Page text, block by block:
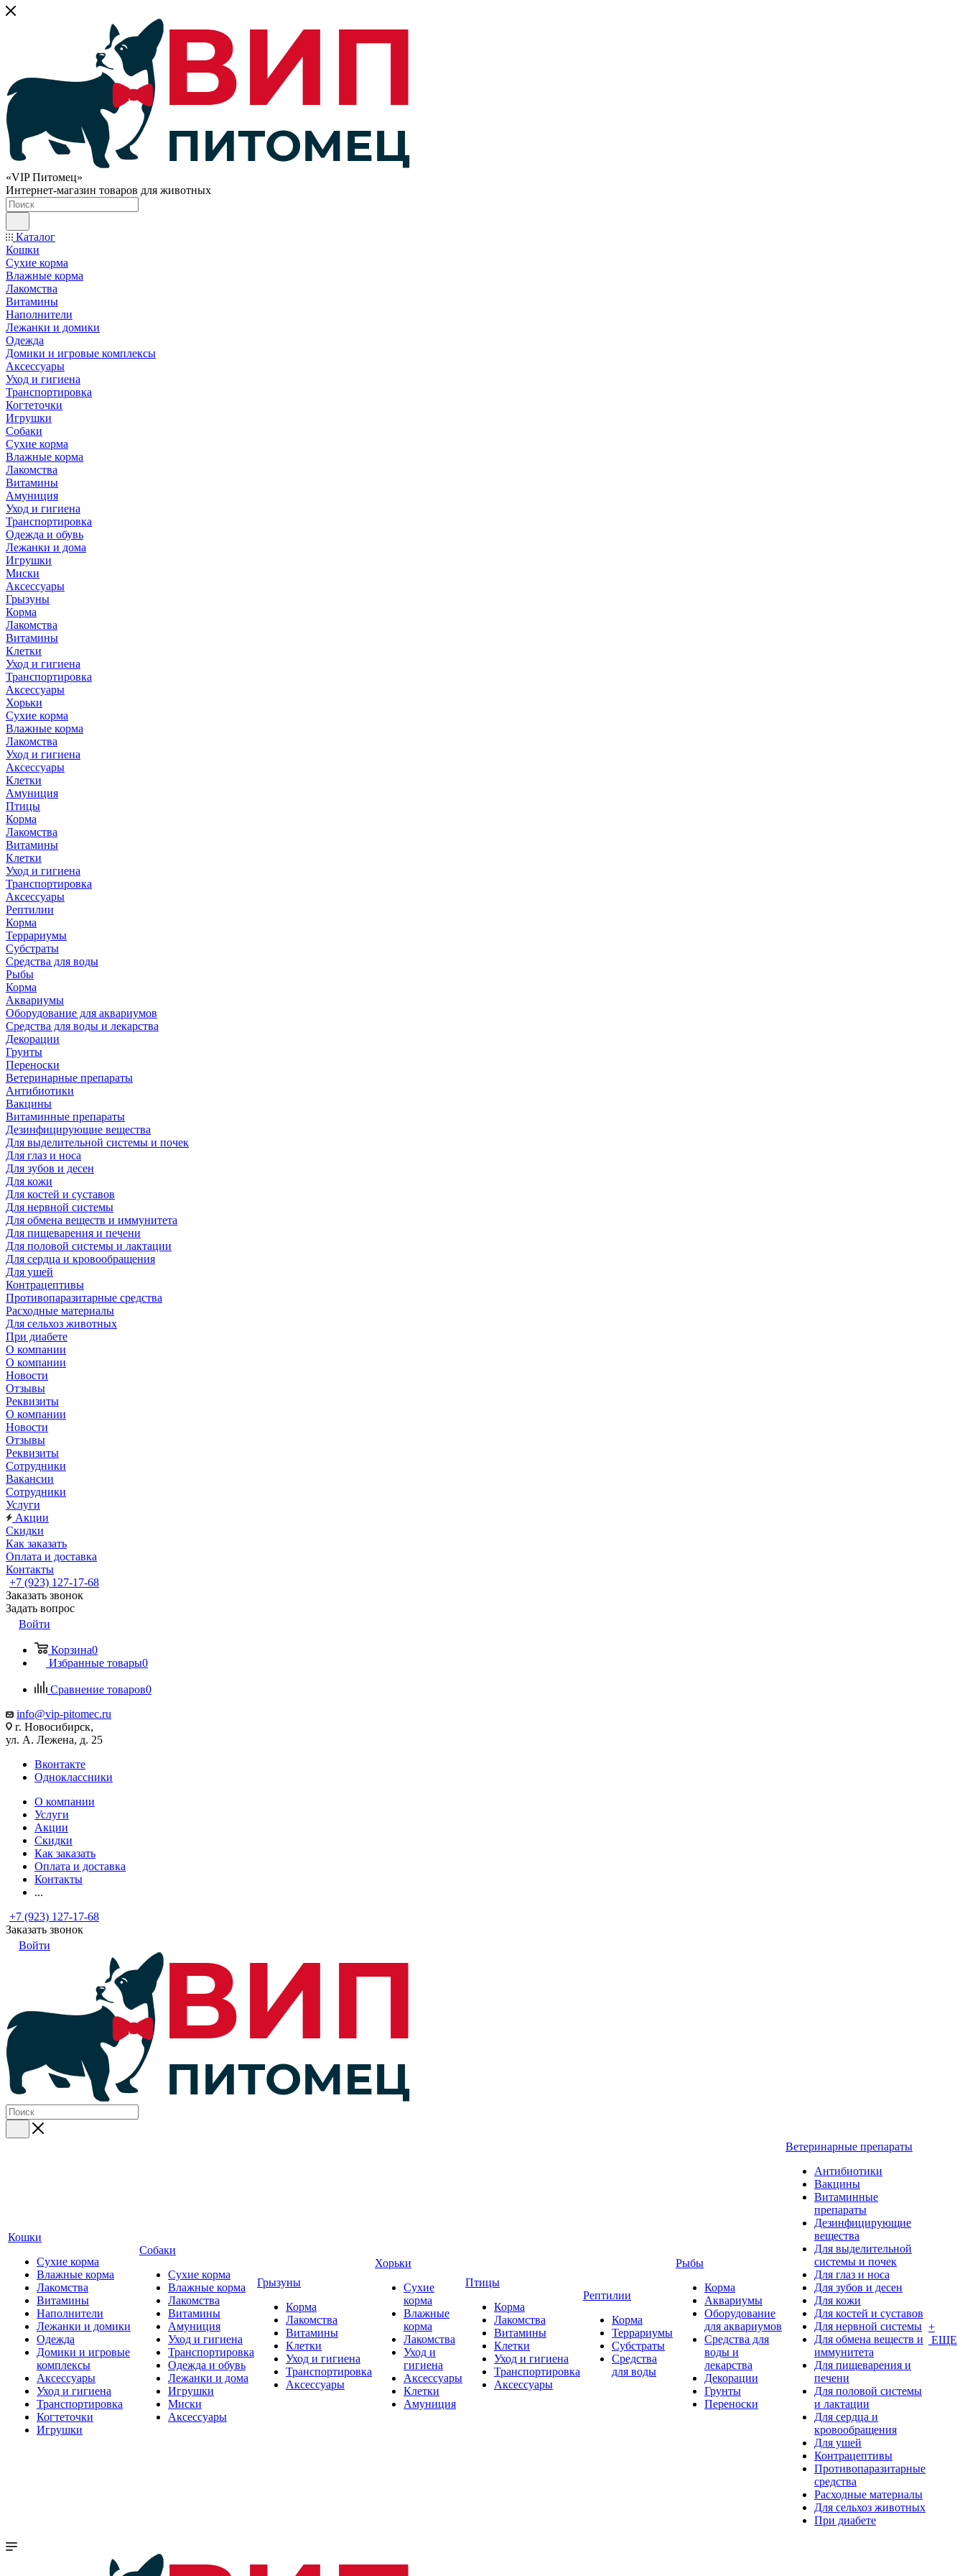
«VIP Питомец»
Интернет-магазин товаров для животных
Каталог
Кошки
Сухие корма
Влажные корма
Лакомства
Витамины
Наполнители
Лежанки и домики
Одежда
Домики и игровые комплексы
Аксессуары
Уход и гигиена
Транспортировка
Когтеточки
Игрушки
Собаки
Сухие корма
Влажные корма
Лакомства
Витамины
Амуниция
Уход и гигиена
Транспортировка
Одежда и обувь
Лежанки и дома
Игрушки
Миски
Аксессуары
Грызуны
Корма
Лакомства
Витамины
Клетки
Уход и гигиена
Транспортировка
Аксессуары
Хорьки
Сухие корма
Влажные корма
Лакомства
Уход и гигиена
Аксессуары
Клетки
Амуниция
Птицы
Корма
Лакомства
Витамины
Клетки
Уход и гигиена
Транспортировка
Аксессуары
Рептилии
Корма
Террариумы
Субстраты
Средства для воды
Рыбы
Корма
Аквариумы
Оборудование для аквариумов
Средства для воды и лекарства
Декорации
Грунты
Переноски
Ветеринарные препараты
Антибиотики
Вакцины
Витаминные препараты
Дезинфицирующие вещества
Для выделительной системы и почек
Для глаз и носа
Для зубов и десен
Для кожи
Для костей и суставов
Для нервной системы
Для обмена веществ и иммунитета
Для пищеварения и печени
Для половой системы и лактации
Для сердца и кровообращения
Для ушей
Контрацептивы
Противопаразитарные средства
Расходные материалы
Для сельхоз животных
При диабете
О компании
О компании
Новости
Отзывы
Реквизиты
О компании
Новости
Отзывы
Реквизиты
Сотрудники
Вакансии
Сотрудники
Услуги
Акции
Скидки
Как заказать
Оплата и доставка
Контакты
+7 (923) 127-17-68
Заказать звонок
Задать вопрос
Войти
Корзина0
Избранные товары0
Сравнение товаров0
info@vip-pitomec.ru
г. Новосибирск,
ул. А. Лежена, д. 25
Вконтакте
Одноклассники
О компании
Услуги
Акции
Скидки
Как заказать
Оплата и доставка
Контакты
...
+7 (923) 127-17-68
Заказать звонок
Войти
Кошки
Сухие корма
Влажные корма
Лакомства
Витамины
Наполнители
Лежанки и домики
Одежда
Домики и игровые
комплексы
Аксессуары
Уход и гигиена
Транспортировка
Когтеточки
Игрушки
Собаки
Сухие корма
Влажные корма
Лакомства
Витамины
Амуниция
Уход и гигиена
Транспортировка
Одежда и обувь
Лежанки и дома
Игрушки
Миски
Аксессуары
Грызуны
Корма
Лакомства
Витамины
Клетки
Уход и гигиена
Транспортировка
Аксессуары
Хорьки
Сухие
корма
Влажные
корма
Лакомства
Уход и
гигиена
Аксессуары
Клетки
Амуниция
Птицы
Корма
Лакомства
Витамины
Клетки
Уход и гигиена
Транспортировка
Аксессуары
Рептилии
Корма
Террариумы
Субстраты
Средства
для воды
Рыбы
Корма
Аквариумы
Оборудование
для аквариумов
Средства для
воды и
лекарства
Декорации
Грунты
Переноски
Ветеринарные препараты
Антибиотики
Вакцины
Витаминные
препараты
Дезинфицирующие
вещества
Для выделительной
системы и почек
Для глаз и носа
Для зубов и десен
Для кожи
Для костей и суставов
Для нервной системы
Для обмена веществ и
иммунитета
Для пищеварения и
печени
Для половой системы
и лактации
Для сердца и
кровообращения
Для ушей
Контрацептивы
Противопаразитарные
средства
Расходные материалы
Для сельхоз животных
При диабете
+
ЕЩЕ